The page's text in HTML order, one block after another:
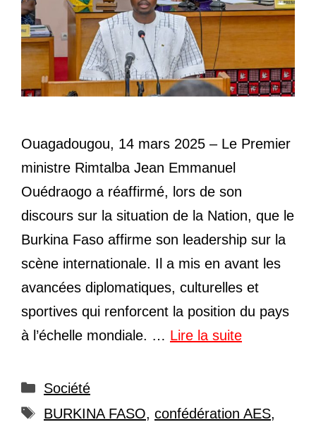
Ouagadougou, 14 mars 2025 – Le Premier
ministre Rimtalba Jean Emmanuel
Ouédraogo a réaffirmé, lors de son
discours sur la situation de la Nation, que le
Burkina Faso affirme son leadership sur la
scène internationale. Il a mis en avant les
avancées diplomatiques, culturelles et
sportives qui renforcent la position du pays
à l’échelle mondiale. … Lire la suite
Catégories
Société
Étiquettes
BURKINA FASO, confédération AES,